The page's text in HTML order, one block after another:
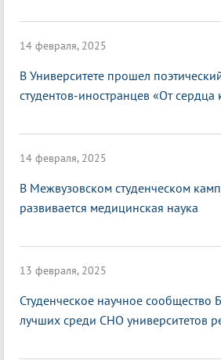
14 февраля, 2025
В Университете прошел
студентов-иностранцев «От сердца
14 февраля, 2025
В Межвузовском студенческом
развивается медицинская наука
13 февраля, 2025
Студенческое научное сообщество
лучших среди СНО университетов